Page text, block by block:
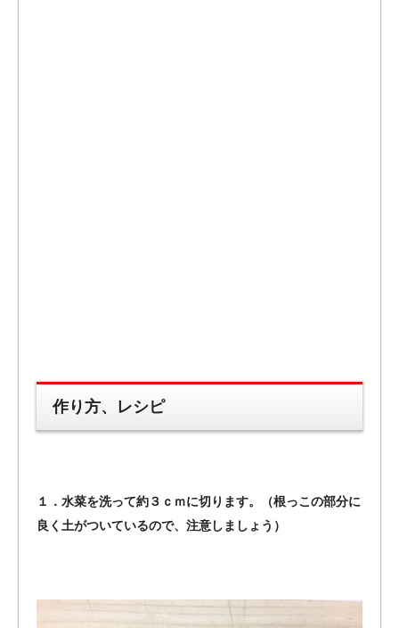
作り方、レシピ
１．水菜を洗って約３ｃｍに切ります。（根っこの部分に
良く土がついているので、注意しましょう）